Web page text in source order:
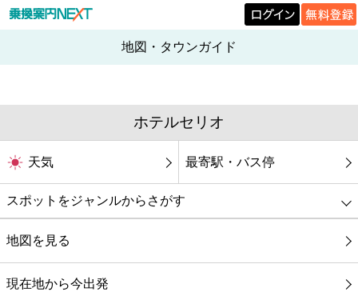
地図・タウンガイド
ホテルセリオ
天気 最寄駅・バス停
スポットをジャンルからさがす
グルメ
映画
地図を見る
現在地から今出発